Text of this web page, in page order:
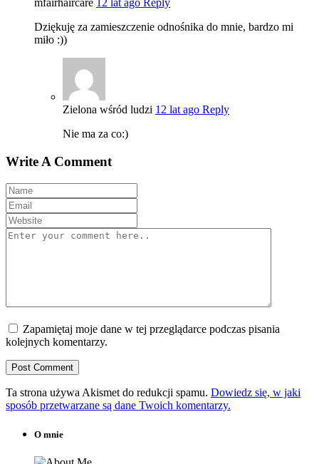
mfairhaircare 12 lat ago Reply
Dziękuję za zamieszczenie odnośnika do mnie, bardzo mi
miło :))
Zielona wśród ludzi 12 lat ago Reply
Nie ma za co:)
Write A Comment
Zapamiętaj moje dane w tej przeglądarce podczas pisania
kolejnych komentarzy.
Ta strona używa Akismet do redukcji spamu. Dowiedz się, w jaki
sposób przetwarzane są dane Twoich komentarzy.
O mnie